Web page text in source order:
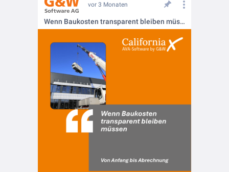
vor 3 Monaten
Wenn Baukosten transparent bleiben müssen – von Anfang bis Abrechnung